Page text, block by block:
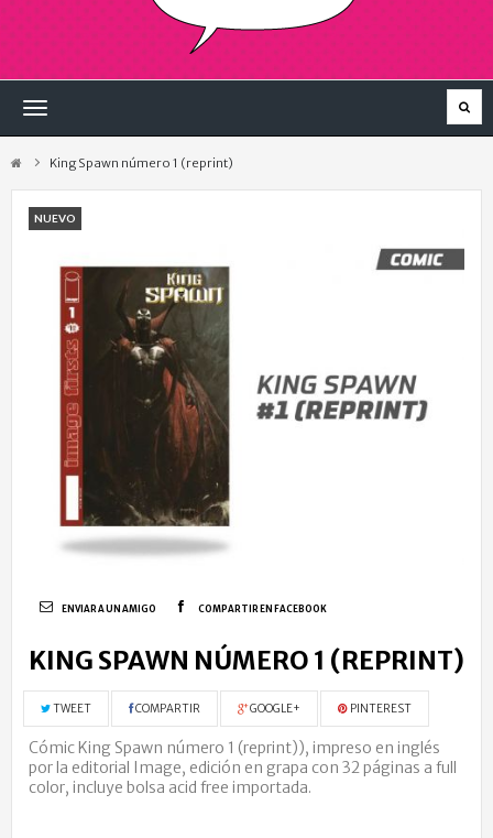
Navegación
King Spawn número 1 (reprint)
NUEVO
ENVIAR A UN AMIGO COMPARTIR EN FACEBOOK
KING SPAWN NÚMERO 1 (REPRINT)
TWEET COMPARTIR GOOGLE+ PINTEREST
Cómic King Spawn número 1 (reprint)), impreso en inglés
por la editorial Image, edición en grapa con 32 páginas a full
color, incluye bolsa acid free importada.